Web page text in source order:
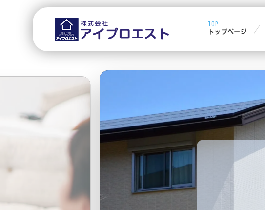
TOP
トップページ